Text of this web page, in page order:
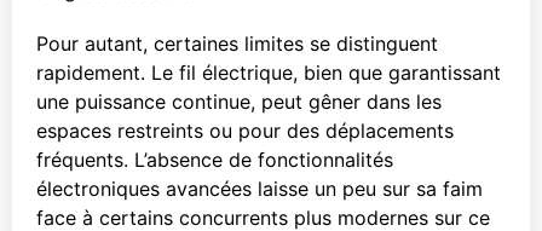
Pour autant, certaines limites se distinguent
rapidement. Le fil électrique, bien que garantissant
une puissance continue, peut gêner dans les
espaces restreints ou pour des déplacements
fréquents. L’absence de fonctionnalités
électroniques avancées laisse un peu sur sa faim
face à certains concurrents plus modernes sur ce